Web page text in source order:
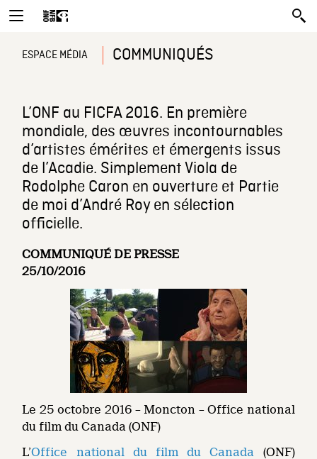
ESPACE MÉDIA COMMUNIQUÉS
L’ONF au FICFA 2016. En première
mondiale, des œuvres incontournables
d’artistes émérites et émergents issus
de l’Acadie. Simplement Viola de
Rodolphe Caron en ouverture et Partie
de moi d’André Roy en sélection
officielle.
COMMUNIQUÉ DE PRESSE
25/10/2016
Le 25 octobre 2016 – Moncton – Office national
du film du Canada (ONF)
L’Office national du film du Canada (ONF)